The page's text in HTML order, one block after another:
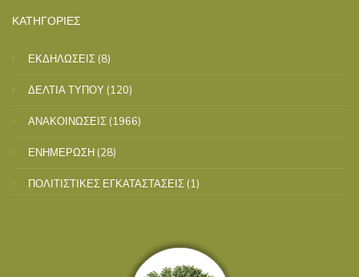
ΚΑΤΗΓΟΡΙΕΣ
ΕΚΔΗΛΩΣΕΙΣ (8)
ΔΕΛΤΙΑ ΤΥΠΟΥ (120)
ΑΝΑΚΟΙΝΩΣΕΙΣ (1966)
ΕΝΗΜΕΡΩΣΗ (28)
ΠΟΛΙΤΙΣΤΙΚΕΣ ΕΓΚΑΤΑΣΤΑΣΕΙΣ (1)